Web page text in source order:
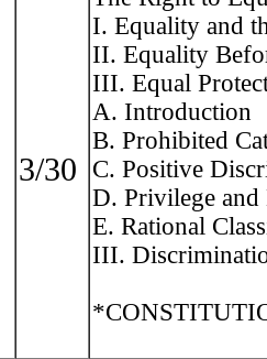
3/30
I. Equality and
II. Equality
III. Equal
A. Introduction
B. Prohibited
C. Positive
D. Privilege and
E. Rational
III.